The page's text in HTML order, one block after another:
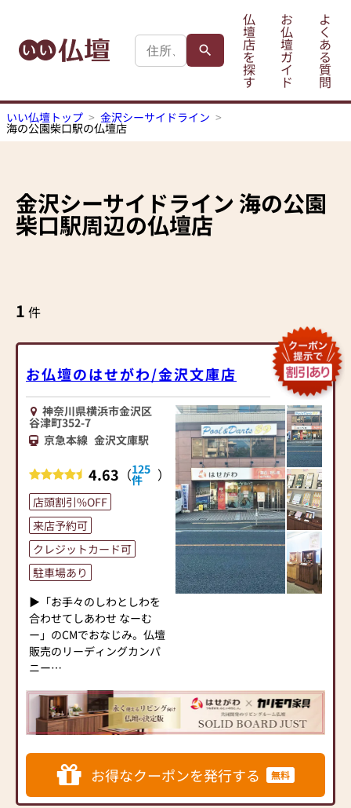
仏
壇
店
を
探
す
お
仏
壇
ガ
イ
ド
よ
く
あ
る
質
問
いい仏壇トップ 金沢シーサイドライン
海の公園柴口駅の仏壇店
金沢シーサイドライン 海の公園
柴口駅周辺の仏壇店
1 件
お仏壇のはせがわ/金沢文庫店
神奈川県横浜市金沢区
谷津町352-7
京急本線 金沢文庫駅
4.63 （125
件 ）
店頭割引%OFF
来店予約可
クレジットカード可
駐車場あり
▶「お手々のしわとしわを
合わせてしあわせ なーむ
ー」のCMでおなじみ。仏壇
販売のリーディングカンパ
ニー
内家具専門メーカーと、モ
ダンなインテリアにマッチ
するお仏壇を展開
◆◆ お陰様で創業94年 ◆◆
国内130店舗以上のスケール
メリットと東証上場の信
お得なクーポンを発行する 無料